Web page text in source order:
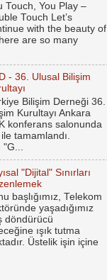
Touch, You Play –
Touch Let’s
with the beauty of
are so many
- 36. Ulusal Bilişim
Bilişim Derneği 36.
Kurultayı Ankara
konferans salonunda
tamamlandı.
"Dijital" Sınırları
başlığımız, Telekom
yaşadığımız
döndürücü
ışık tutma
Üstelik işin içine